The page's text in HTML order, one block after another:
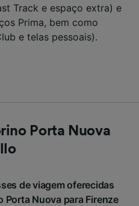
Track e espaço extra) e
Prima, bem como
e telas pessoais).
Porta Nuova
de viagem oferecidas
Porta Nuova para Firenze